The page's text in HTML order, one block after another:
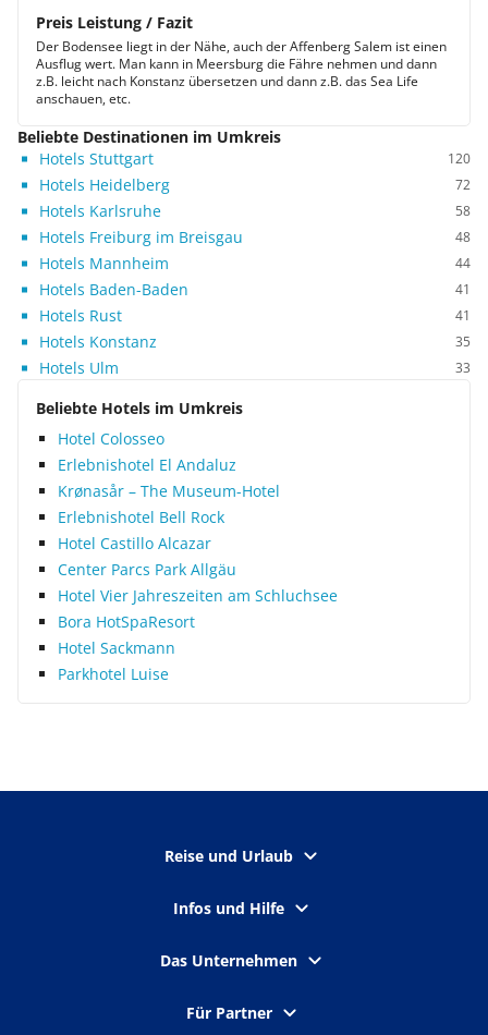
Preis Leistung / Fazit
Der Bodensee liegt in der Nähe, auch der Affenberg Salem ist einen
Ausflug wert. Man kann in Meersburg die Fähre nehmen und dann
z.B. leicht nach Konstanz übersetzen und dann z.B. das Sea Life
anschauen, etc.
Beliebte Destinationen im Umkreis
Hotels Stuttgart
120
Hotels Heidelberg 72
Hotels Karlsruhe 58
Hotels Freiburg im Breisgau 48
Hotels Mannheim 44
Hotels Baden-Baden 41
Hotels Rust 41
Hotels Konstanz 35
Hotels Ulm 33
Beliebte Hotels im Umkreis
Hotel Colosseo
Erlebnishotel El Andaluz
Krønasår – The Museum-Hotel
Erlebnishotel Bell Rock
Hotel Castillo Alcazar
Center Parcs Park Allgäu
Hotel Vier Jahres­zeiten am Schluchsee
Bora HotSpaResort
Hotel Sackmann
Parkhotel Luise
Reise und Urlaub
Infos und Hilfe
Das Unternehmen
Für Partner